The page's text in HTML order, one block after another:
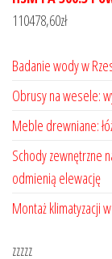
110478,60zł
Badanie wody w
Obrusy na wesele:
Meble drewniane:
Schody zewnętrzne
odmienią elewację
Montaż klimatyzacji
zzzzz